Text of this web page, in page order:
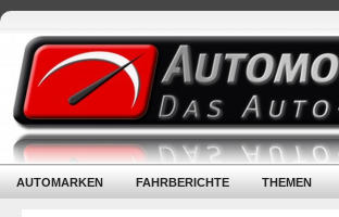
AUTOMARKEN FAHRBERICHTE THEMEN